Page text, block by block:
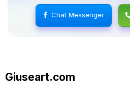
Chat Messenger
Giuseart.com